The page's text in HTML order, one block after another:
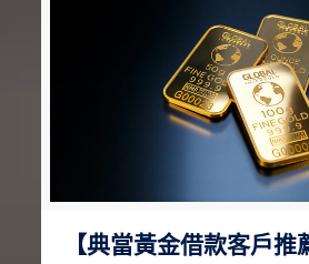
【典當黃金借款客戶推